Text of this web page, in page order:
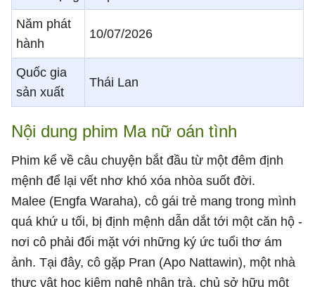
Năm phát
hành
10/07/2026
Quốc gia
sản xuất
Thái Lan
Nội dung phim Ma nữ oán tình
Phim kể về câu chuyện bắt đầu từ một đêm định
mệnh để lại vết nhơ khó xóa nhòa suốt đời.
Malee (Engfa Waraha), cô gái trẻ mang trong mình
quá khứ u tối, bị định mệnh dẫn dắt tới một căn hộ -
nơi cô phải đối mặt với những ký ức tuổi thơ ám
ảnh. Tại đây, cô gặp Pran (Apo Nattawin), một nhà
thực vật học kiêm nghệ nhân trà, chủ sở hữu một